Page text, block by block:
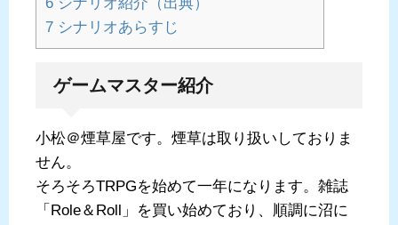
7 シナリオあらすじ
ゲームマスター紹介
小松＠煙草屋です。煙草は取り扱いしておりま
せん。
そろそろTRPGを始めて一年になります。雑誌
「Role＆Roll」を買い始めており、順調に沼に